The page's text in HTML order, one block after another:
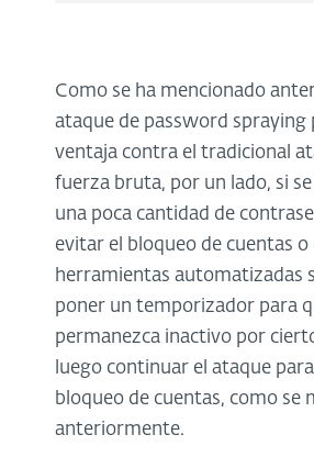
Como se ha mencionado
ataque de password spraying
ventaja contra el tradicional
fuerza bruta, por un lado, si
una poca cantidad de
evitar el bloqueo de cuentas o
herramientas automatizadas
poner un temporizador para
permanezca inactivo por
luego continuar el ataque
bloqueo de cuentas, como se
anteriormente.